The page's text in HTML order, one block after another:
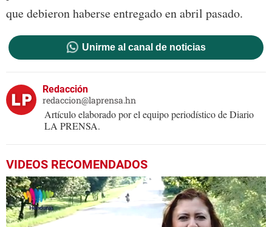
que debieron haberse entregado en abril pasado.
Unirme al canal de noticias
Redacción
redaccion@laprensa.hn
Artículo elaborado por el equipo periodístico de Diario
LA PRENSA.
VIDEOS RECOMENDADOS